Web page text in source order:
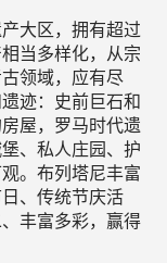
大区，拥有超过
当多样化，从宗
领域，应有尽
迹：史前巨石和
屋，罗马时代遗
、私人庄园、护
。布列塔尼丰富
、传统节庆活
丰富多彩，赢得